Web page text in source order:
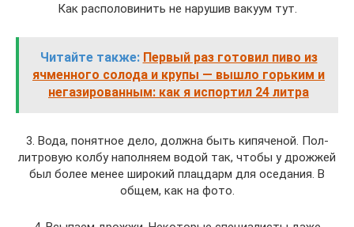
Как располовинить не нарушив вакуум тут.
Читайте также: Первый раз готовил пиво из
ячменного солода и крупы — вышло горьким и
негазированным: как я испортил 24 литра
3. Вода, понятное дело, должна быть кипяченой. Пол-
литровую колбу наполняем водой так, чтобы у дрожжей
был более менее широкий плацдарм для оседания. В
общем, как на фото.